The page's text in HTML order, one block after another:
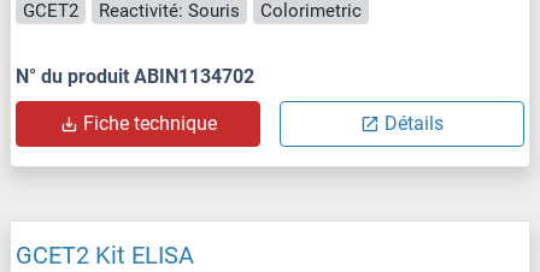
GCET2 Reactivité: Souris Colorimetric
N° du produit ABIN1134702
Fiche technique Détails
GCET2 Kit ELISA